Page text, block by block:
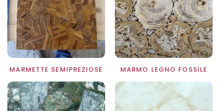
MARMETTE SEMIPREZIOSE MARMO LEGNO FOSSILE